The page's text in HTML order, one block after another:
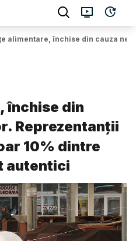
alimentare, închise din cauza
închise din
Reprezentanții
10% dintre
autentici